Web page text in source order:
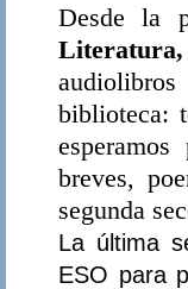
Desde la
Literatura,
biblioteca:
breves,
segunda
La última
ESO para